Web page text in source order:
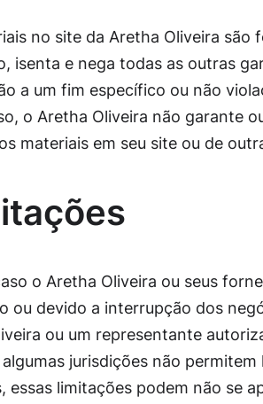
no site da Aretha Oliveira são
isenta e nega todas as outras
a um fim específico ou não
o Aretha Oliveira não garante
materiais em seu site ou de
o Aretha Oliveira ou seus
ou devido a interrupção dos
ou um representante
jurisdições não
essas limitações podem não se